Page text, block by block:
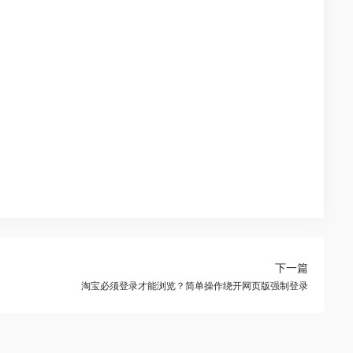
下一篇
淘宝必须登录才能浏览？简单操作绕开网页版强制登录